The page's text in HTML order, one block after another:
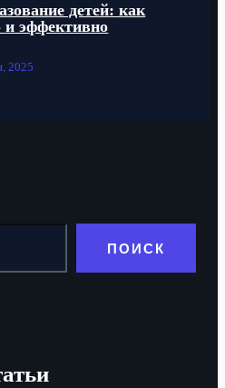
детей: как
и эффективно
2025
ПОИСК